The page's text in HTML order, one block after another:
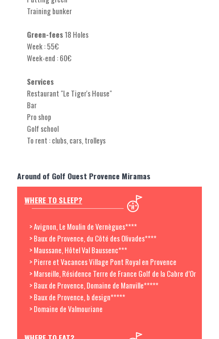
Training bunker
Green-fees18 Holes
Week : 55€
Week-end : 60€
Services
Restaurant "Le Tiger's House"
Bar
Pro shop
Golf school
To rent : clubs, cars, trolleys
Around of Golf Ouest Provence Miramas
WHERE TO SLEEP?
> Avignon, Le Moulin de Vernègues****
> Baux de Provence, du Côté des Olivades****
> Maussane, Hôtel Val Baussenc***
> Pierre et Vacances Village Pont Royal en Provence
> Marseille, Résidence Terre de France Golf de la Cabre d’Or
> Baux de Provence, Domaine de Manville*****
> Baux de Provence, b design*****
> Domaine de Valmouriane